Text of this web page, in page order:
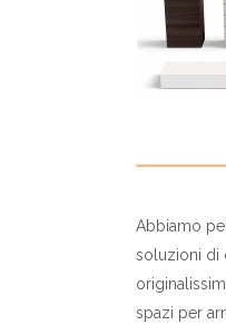
Abbiamo
soluzioni di
spazi per